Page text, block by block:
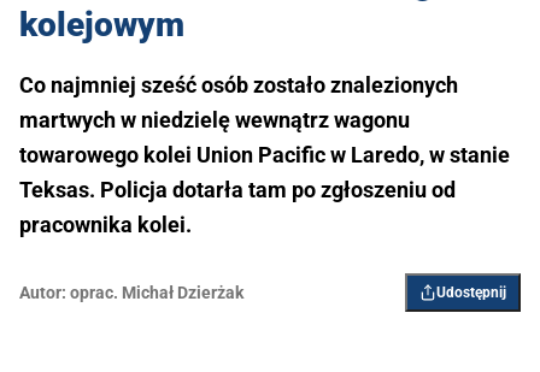
kolejowym
Co najmniej sześć osób zostało znalezionych
martwych w niedzielę wewnątrz wagonu
towarowego kolei Union Pacific w Laredo, w stanie
Teksas. Policja dotarła tam po zgłoszeniu od
pracownika kolei.
Autor: oprac. Michał Dzierżak Udostępnij